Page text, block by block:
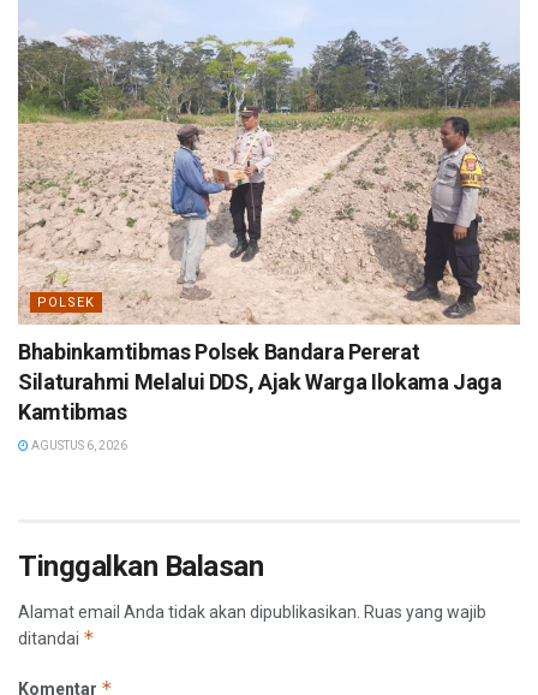
POLSEK
Bhabinkamtibmas Polsek Bandara Pererat
Silaturahmi Melalui DDS, Ajak Warga Ilokama Jaga
Kamtibmas
AGUSTUS 6, 2026
Tinggalkan Balasan
Alamat email Anda tidak akan dipublikasikan. Ruas yang wajib
ditandai *
Komentar *